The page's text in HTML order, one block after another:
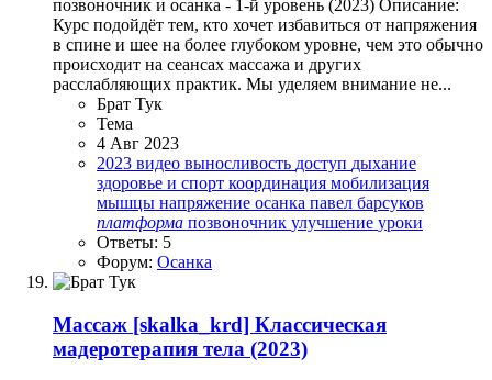
позвоночник и осанка - 1-й уровень (2023) Описание:
Курс подойдёт тем, кто хочет избавиться от напряжения
в спине и шее на более глубоком уровне, чем это обычно
происходит на сеансах массажа и других
расслабляющих практик. Мы уделяем внимание не...
Брат Тук
Тема
4 Авг 2023
2023 видео выносливость доступ дыхание
здоровье и спорт координация мобилизация
мышцы напряжение осанка павел барсуков
платформа позвоночник улучшение уроки
Ответы: 5
Форум: Осанка
Массаж [skalka_krd] Классическая
мадеротерапия тела (2023)